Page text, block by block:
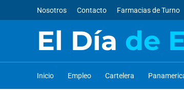
Nosotros Contacto Farmacias de Turno
El Día de
Inicio Empleo Cartelera